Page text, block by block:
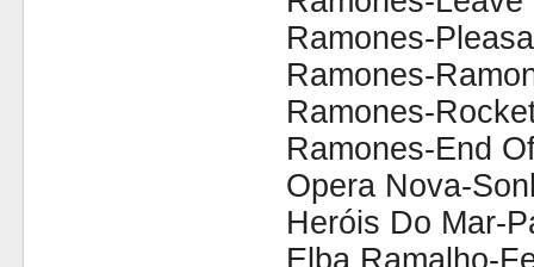
Ramones-
Ramones-
Ramones-
Ramones-End
Opera Nova-
Heróis Do Mar-
Elba Ramalho-